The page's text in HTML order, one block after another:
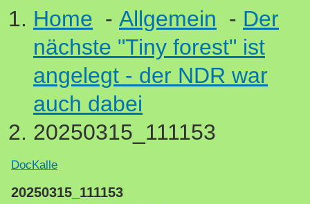
Home - Allgemein - Der
nächste "Tiny forest" ist
angelegt - der NDR war
auch dabei
20250315_111153
DocKalle
20250315_111153